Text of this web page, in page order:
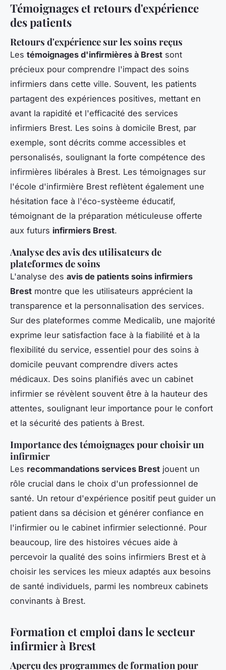
Témoignages et retours d'expérience
des patients
Retours d'expérience sur les soins reçus
Les témoignages d'infirmières à Brest sont
précieux pour comprendre l'impact des soins
infirmiers dans cette ville. Souvent, les patients
partagent des expériences positives, mettant en
avant la rapidité et l'efficacité des services
infirmiers Brest. Les soins à domicile Brest, par
exemple, sont décrits comme accessibles et
personalisés, soulignant la forte compétence des
infirmières libérales à Brest. Les témoignages sur
l'école d'infirmière Brest reflètent également une
hésitation face à l'éco-systèeme éducatif,
témoignant de la préparation méticuleuse offerte
aux futurs infirmiers Brest.
Analyse des avis des utilisateurs de
plateformes de soins
L'analyse des avis de patients soins infirmiers
Brest montre que les utilisateurs apprécient la
transparence et la personnalisation des services.
Sur des plateformes comme Medicalib, une majorité
exprime leur satisfaction face à la fiabilité et à la
flexibilité du service, essentiel pour des soins à
domicile peuvant comprendre divers actes
médicaux. Des soins planifiés avec un cabinet
infirmier se révèlent souvent être à la hauteur des
attentes, soulignant leur importance pour le confort
et la sécurité des patients à Brest.
Importance des témoignages pour choisir un
infirmier
Les recommandations services Brest jouent un
rôle crucial dans le choix d'un professionnel de
santé. Un retour d'expérience positif peut guider un
patient dans sa décision et générer confiance en
l'infirmier ou le cabinet infirmier selectionné. Pour
beaucoup, lire des histoires vécues aide à
percevoir la qualité des soins infirmiers Brest et à
choisir les services les mieux adaptés aux besoins
de santé individuels, parmi les nombreux cabinets
convinants à Brest.
Formation et emploi dans le secteur
infirmier à Brest
Aperçu des programmes de formation pour